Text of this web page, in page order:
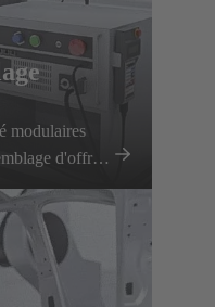
modulaires
d'offrir
flexibles avec
et une
et des